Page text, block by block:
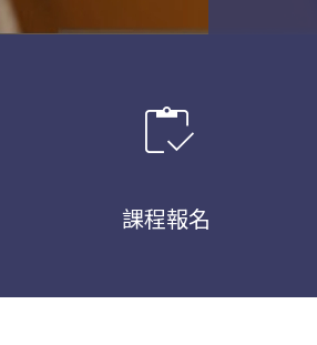
inventory
課程報名